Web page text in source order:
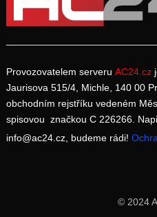
Provozovatelem serveru AC24.cz
Jaurisova 515/4, Michle, 140 00
obchodním rejstříku vedeném
spisovou značkou C 226266.
info@ac24.cz, budeme rádi!
© 2024